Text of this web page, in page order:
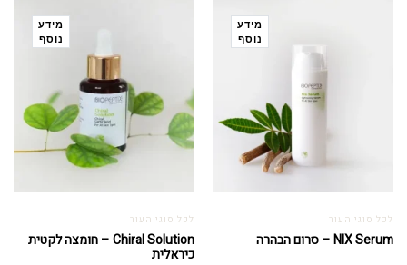
מידע
נוסף
לכל סוגי העור
NIX Serum – סרום הבהרה
מידע
נוסף
לכל סוגי העור
Chiral Solution – חומצה לקטית
כיראלית